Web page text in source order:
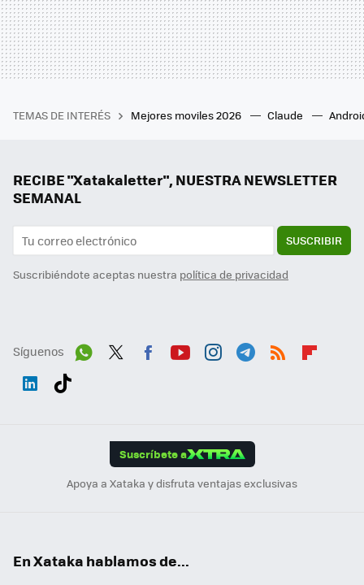
TEMAS DE INTERÉS Mejores moviles 2026 Claude
RECIBE "Xatakaletter", NUESTRA NEWSLETTER
SEMANAL
SUSCRIBIR
Suscribiéndote aceptas nuestra política de privacidad
Síguenos
Suscríbete a
Apoya a Xataka y disfruta ventajas exclusivas
En Xataka hablamos de...